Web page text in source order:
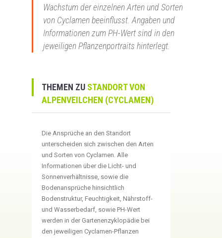
Wachstum der einzelnen Arten und Sorten
von Cyclamen beeinflusst. Angaben und
Informationen zum PH-Wert sind in den
jeweiligen Pflanzenportraits hinterlegt.
THEMEN ZU STANDORT VON
ALPENVEILCHEN (CYCLAMEN)
Die Ansprüche an den Standort
unterscheiden sich zwischen den Arten
und Sorten von Cyclamen. Alle
Informationen über die Licht- und
Sonnenverhältnisse, sowie die
Bodenansprüche hinsichtlich
Bodenstruktur, Feuchtigkeit, Nährstoff-
und Wasserbedarf, sowie PH-Wert
werden in der Gartenenzyklopädie bei
den jeweiligen Cyclamen-Pflanzen